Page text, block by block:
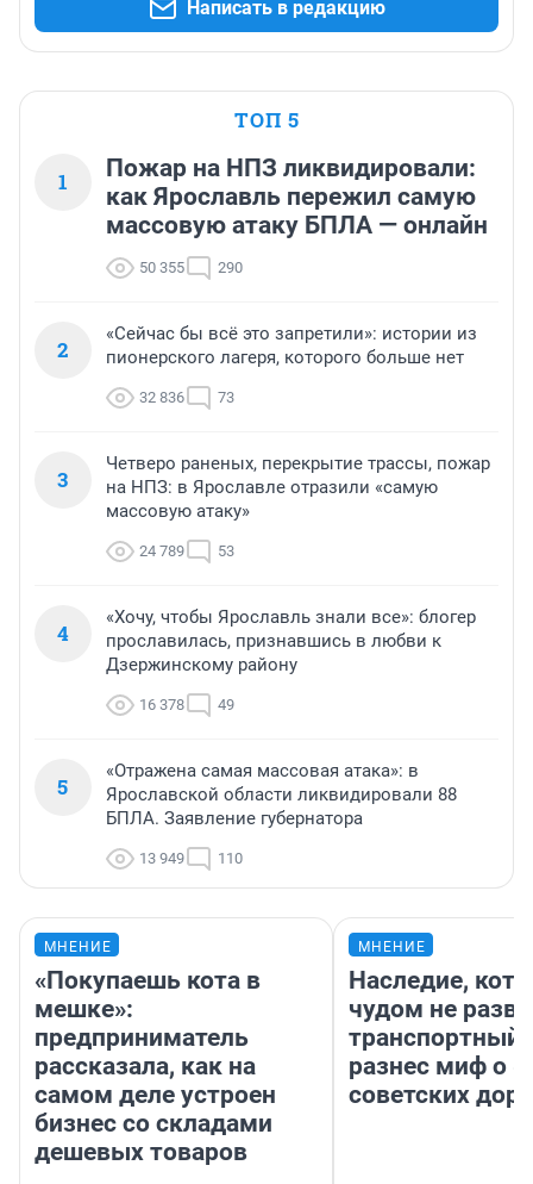
Написать в редакцию
ТОП 5
1
Пожар на НПЗ ликвидировали:
как Ярославль пережил самую
массовую атаку БПЛА — онлайн
50 355 290
2
«Сейчас бы всё это запретили»: истории из
пионерского лагеря, которого больше нет
32 836 73
3
Четверо раненых, перекрытие трассы, пожар
на НПЗ: в Ярославле отразили «самую
массовую атаку»
24 789 53
4
«Хочу, чтобы Ярославль знали все»: блогер
прославилась, признавшись в любви к
Дзержинскому району
16 378 49
5
«Отражена самая массовая атака»: в
Ярославской области ликвидировали 88
БПЛА. Заявление губернатора
13 949 110
МНЕНИЕ
«Покупаешь кота в
мешке»:
предприниматель
рассказала, как на
самом деле устроен
бизнес со складами
дешевых товаров
МНЕНИЕ
Наследие,
чудом не
транспортный
разнес миф о
советских